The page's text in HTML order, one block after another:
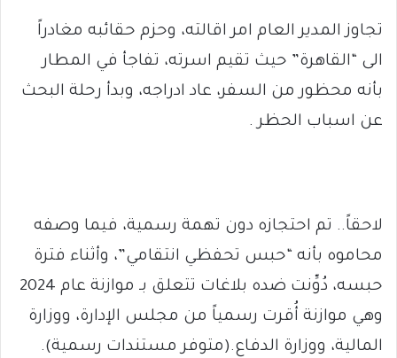
تجاوز المدير العام امر اقالته، وحزم حقائبه مغادراً
الى “القاهرة” حيث تقيم اسرته، تفاجأ في المطار
بأنه محظور من السفر، عاد ادراجه، وبدأ رحلة البحث
عن اسباب الحظر .
لاحقاً.. تم احتجازه دون تهمة رسمية، فيما وصفه
محاموه بأنه “حبس تحفظي انتقامي”، وأثناء فترة
حبسه، دُوِّنت ضده بلاغات تتعلق بـ موازنة عام 2024
وهي موازنة أُقرت رسمياً من مجلس الإدارة، ووزارة
المالية، ووزارة الدفاع.(متوفر مستندات رسمية).